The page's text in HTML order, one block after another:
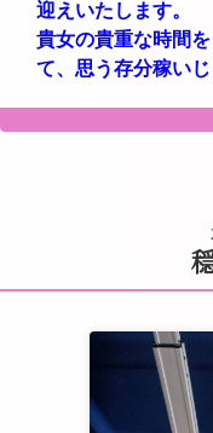
迎えいたします。
貴女の貴重な時間
て、思う存分稼い